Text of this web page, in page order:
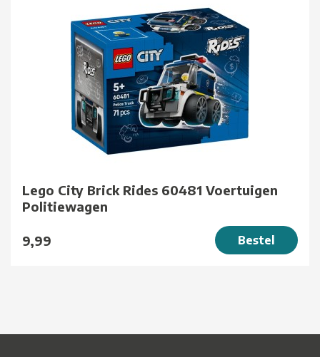
Lego City Brick Rides 60481 Voertuigen
Politiewagen
9,99 Bestel